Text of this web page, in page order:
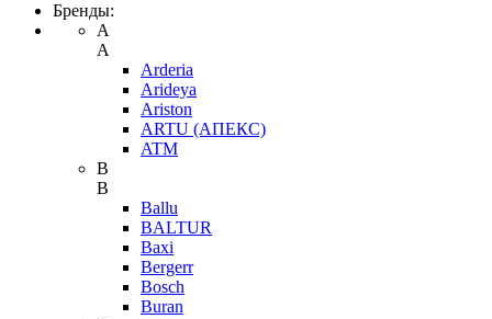
Бренды:
A
A
Arderia
Arideya
Ariston
ARTU (АПЕКС)
ATM
B
B
Ballu
BALTUR
Baxi
Bergerr
Bosch
Buran